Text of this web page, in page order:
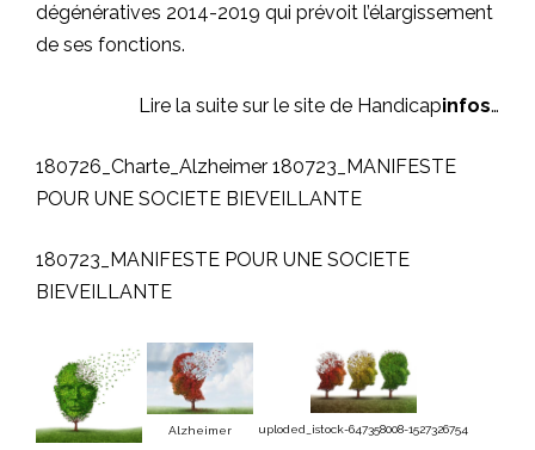
dégénératives 2014-2019 qui prévoit l’élargissement
de ses fonctions.
Lire la suite sur le site de Handicapinfos…
180726_Charte_Alzheimer 180723_MANIFESTE
POUR UNE SOCIETE BIEVEILLANTE
180723_MANIFESTE POUR UNE SOCIETE
BIEVEILLANTE
Alzheimer uploded_istock-647358008-1527326754